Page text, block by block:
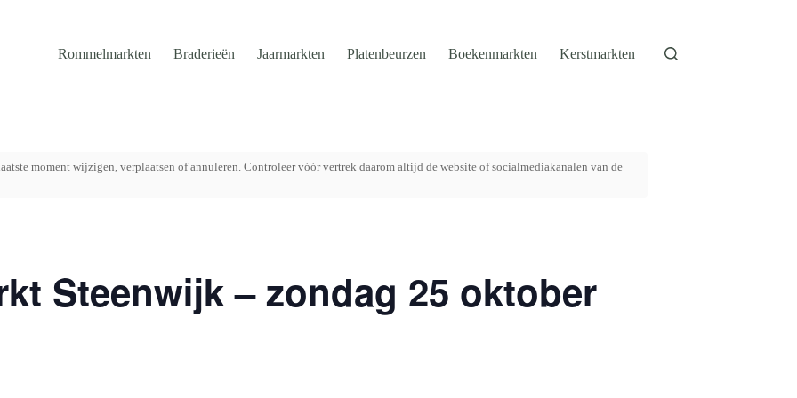
Rommelmarkten Braderieën Jaarmarkten Platenbeurzen Boekenmarkten Kerstmarkten
moment wijzigen, verplaatsen of annuleren. Controleer vóór vertrek daarom altijd de website of socialmediakanalen van de
Steenwijk – zondag 25 oktober